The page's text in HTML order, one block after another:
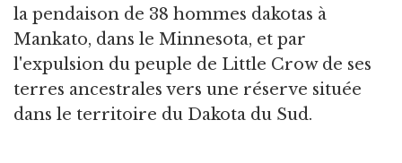
la pendaison de 38 hommes dakotas à
Mankato, dans le Minnesota, et par
l'expulsion du peuple de Little Crow de ses
terres ancestrales vers une réserve située
dans le territoire du Dakota du Sud.